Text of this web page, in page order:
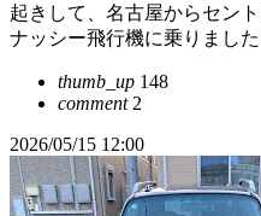
起きして、名古屋からセン
ナッシー飛行機に乗りまし
thumb_up 148
comment2
2026/05/15 12:00